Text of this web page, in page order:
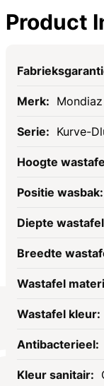
Product
Specificaties
Mondiaz
Kurve-